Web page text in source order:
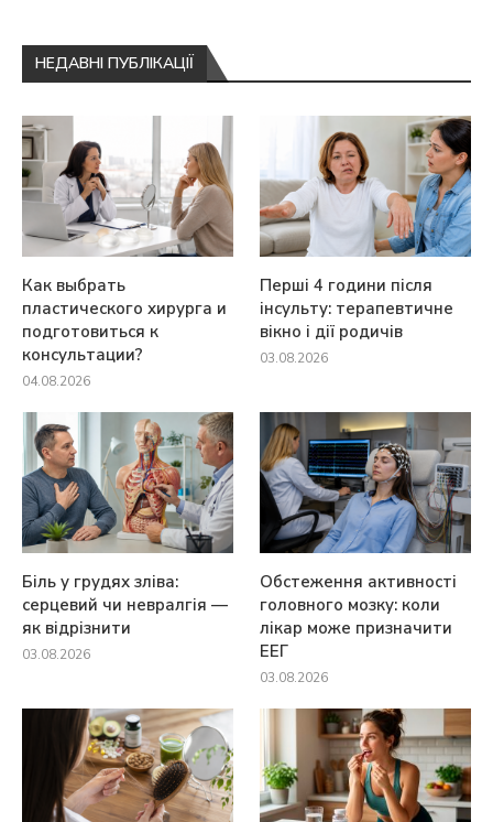
НЕДАВНІ ПУБЛІКАЦІЇ
Как выбрать
пластического хирурга и
подготовиться к
консультации?
04.08.2026
Перші 4 години після
інсульту: терапевтичне
вікно і дії родичів
03.08.2026
Біль у грудях зліва:
серцевий чи невралгія —
як відрізнити
03.08.2026
Обстеження активності
головного мозку: коли
лікар може призначити
ЕЕГ
03.08.2026